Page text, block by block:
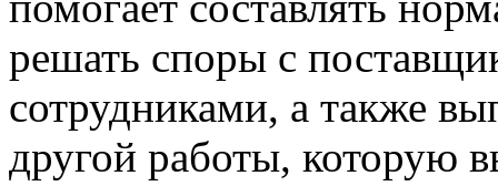
решать споры с
сотрудниками, а также
другой работы, которую